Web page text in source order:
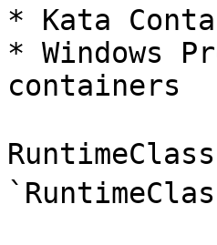
* Kata
* Windows
containers
RuntimeClass